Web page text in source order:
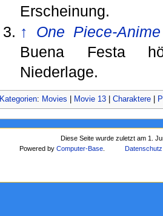
Erscheinung.
↑
One Piece-Anime
Buena Festa
Niederlage.
Kategorien: Movies Movie 13| Charaktere|
Diese Seite wurde zuletzt am 1.
Powered byComputer-Base Datenschutz